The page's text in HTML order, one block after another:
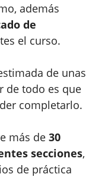
además
de
el curso.
de unas
de todo es que
completarlo.
más de 30
secciones,
de práctica